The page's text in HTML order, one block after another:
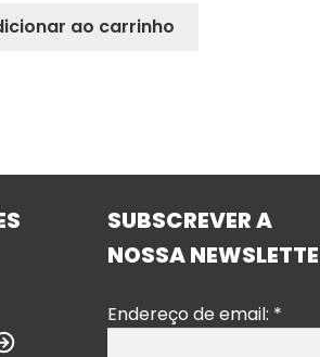
ao carrinho
SUBSCREVER A
NOSSA
Endereço de email: *